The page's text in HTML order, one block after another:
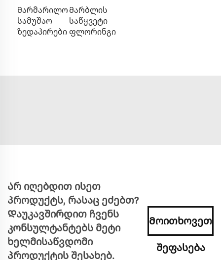
Მარმარილო
სამუშაო
ზედაპირები
Მარბლის
საწყვეტი
ფლორინგი
Არ იღებდით ისეთ
პროდუქტს, რასაც ეძებთ?
Დაუკავშირდით ჩვენს
კონსულტანტებს მეტი
ხელმისაწვდომი
პროდუქტის შესახებ.
Მოითხოვეთ
შეფასება